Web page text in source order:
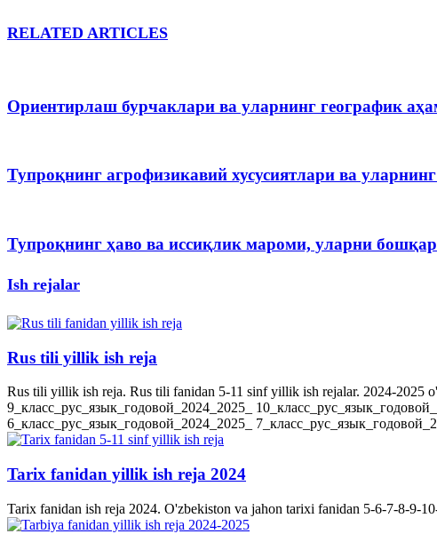
RELATED ARTICLES
Ориентирлаш бурчаклари ва уларнинг географик
Тупроқнинг агрофизикавий хусусиятлари ва
Тупроқнинг ҳаво ва иссиқлик мароми, уларни
Ish rejalar
Rus tili yillik ish reja
Rus tili yillik ish reja. Rus tili fanidan 5-11 sinf yillik ish rejalar. 2024-2025
9_класс_рус_язык_годовой_2024_2025_
6_класс_рус_язык_годовой_2024_2025_
Tarix fanidan yillik ish reja 2024
Tarix fanidan ish reja 2024. O'zbekiston va jahon tarixi fanidan 5-6-7-8-